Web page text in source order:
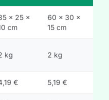
x 25 x
cm
60 x 30 x
15 cm
kg 2 kg
€ 5,19 €